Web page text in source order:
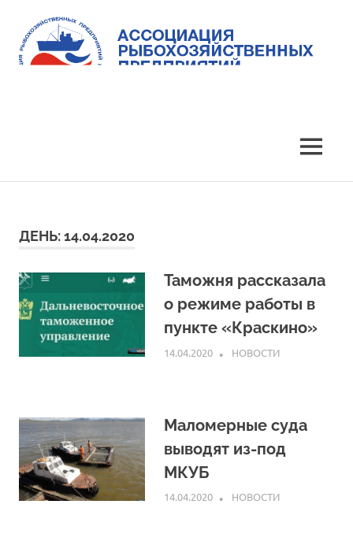
content
Приморья
MENU
ДЕНЬ:14.04.2020
Таможня рассказала
о режиме работы в
пункте «Краскино»
14.04.2020 ARPP
НОВОСТИ
Маломерные суда
выводят из-под
МКУБ
14.04.2020 ARPP
НОВОСТИ